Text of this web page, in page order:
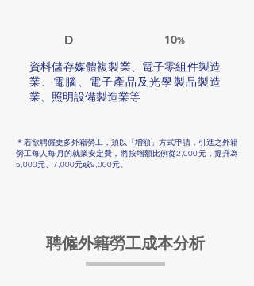
D 10%
資料儲存媒體複製業、電子零組件製造
業、電腦、電子產品及光學製品製造
業、照明設備製造業等
＊若欲聘僱更多外籍勞工，須以「增額」方式申請，引進之外籍
勞工每人每月的就業安定費， 將按增額比例從2,000元，提升為
5,000元、7,000元或9,000元。
聘僱外籍勞工成本分析